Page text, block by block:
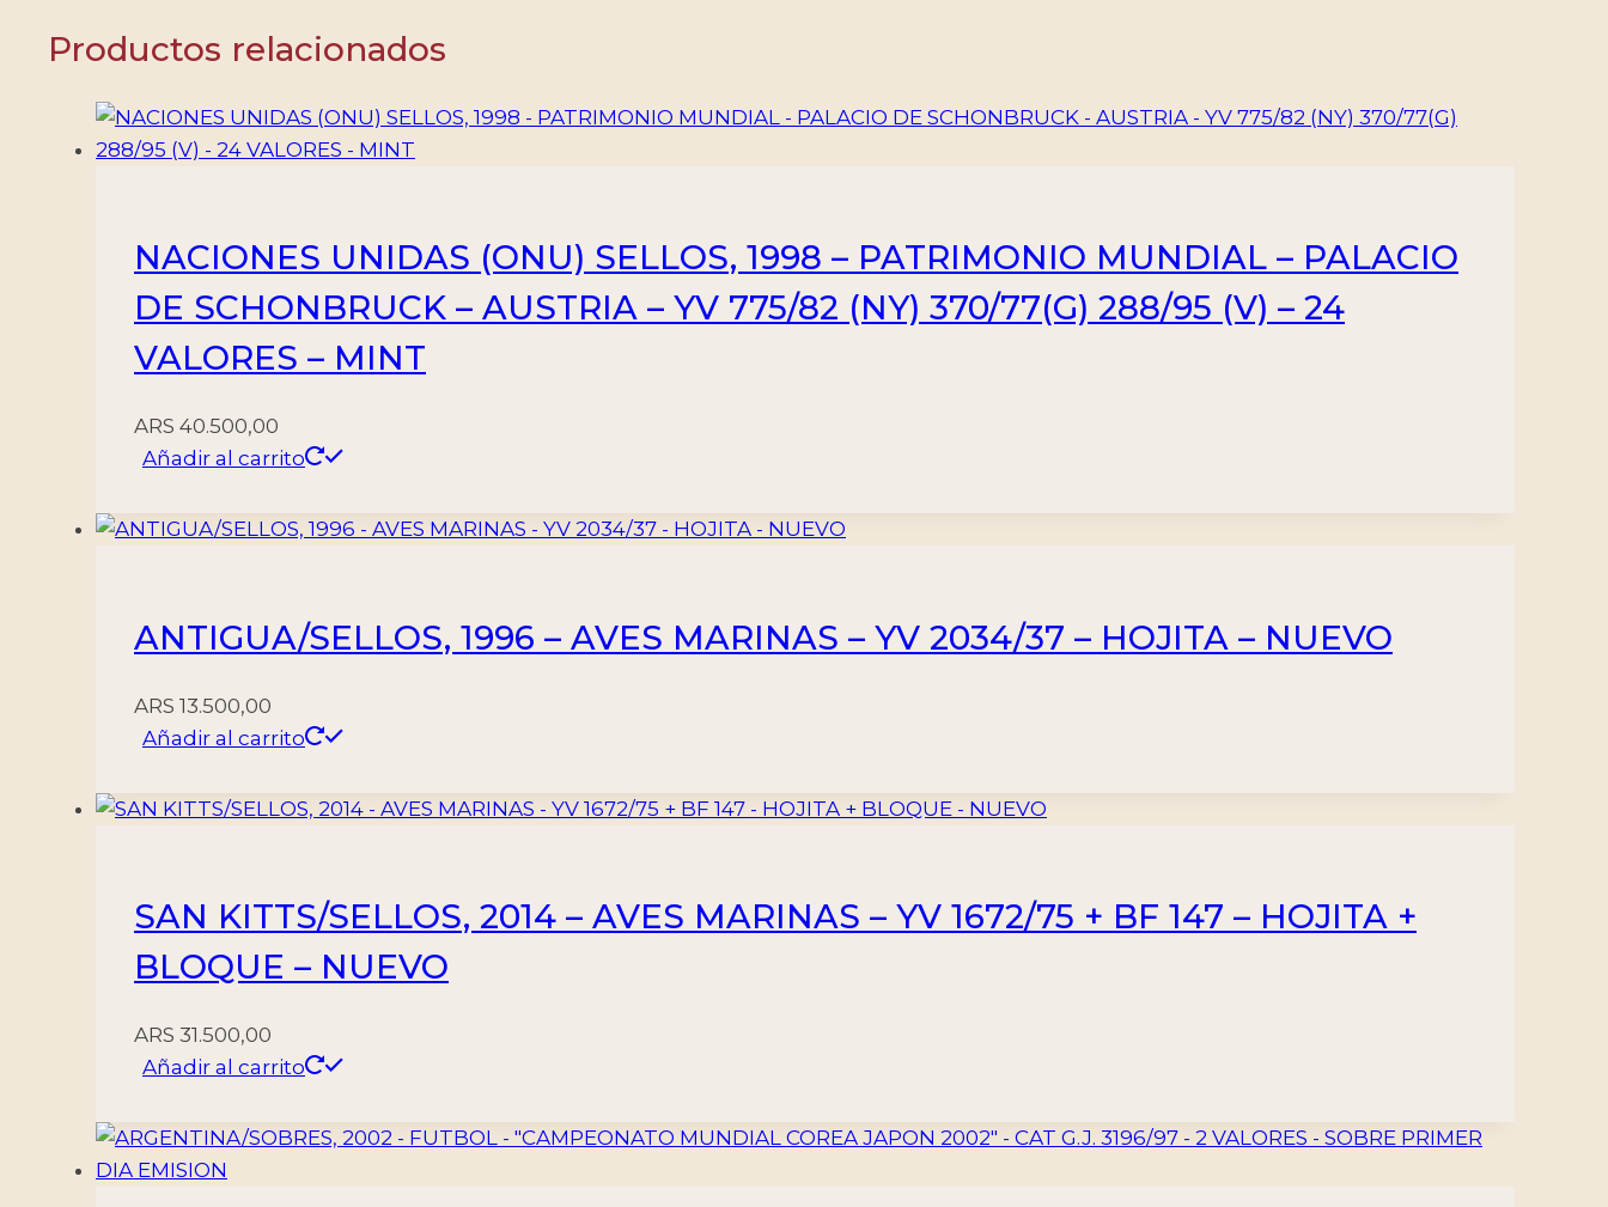
HOJITA
NUEVO
cantidad
Productos relacionados
NACIONES UNIDAS (ONU) SELLOS, 1998 – PATRIMONIO MUNDIAL – PALACIO
DE SCHONBRUCK – AUSTRIA – YV 775/82 (NY) 370/77(G) 288/95 (V) – 24
VALORES – MINT
ARS 40.500,00
Añadir al carrito
ANTIGUA/SELLOS, 1996 – AVES MARINAS – YV 2034/37 – HOJITA – NUEVO
ARS 13.500,00
Añadir al carrito
SAN KITTS/SELLOS, 2014 – AVES MARINAS – YV 1672/75 + BF 147 – HOJITA +
BLOQUE – NUEVO
ARS 31.500,00
Añadir al carrito